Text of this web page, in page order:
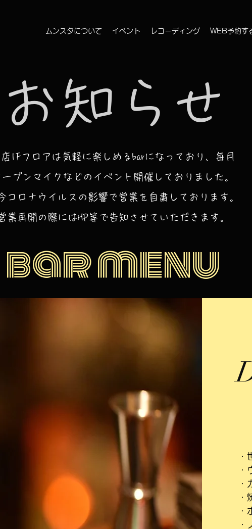
ムンスタについて イベント レコーディング WEB予約す
1Fフロアは気軽に楽しめるbarになっており、 毎月
ープンマイクなどのイベント開催しておりました。
コロナウイルスの影響で営業を自粛しております。
業再開の際にはHP等で告知させていただきます。
​お知らせ
bar menu